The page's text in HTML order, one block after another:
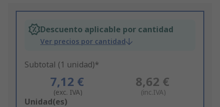
Descuento aplicable por cantidad
Ver precios por cantidad
Subtotal (1 unidad)*
7,12 €
(exc. IVA)
8,62 €
(inc.IVA)
Add
Unidad(es)